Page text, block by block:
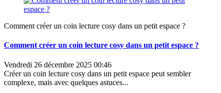
Comment créer un coin lecture cosy dans un petit espace ?
Comment créer un coin lecture cosy dans un petit espace ?
Vendredi 26 décembre 2025 00:46
Créer un coin lecture cosy dans un petit espace peut sembler
complexe, mais avec quelques astuces...